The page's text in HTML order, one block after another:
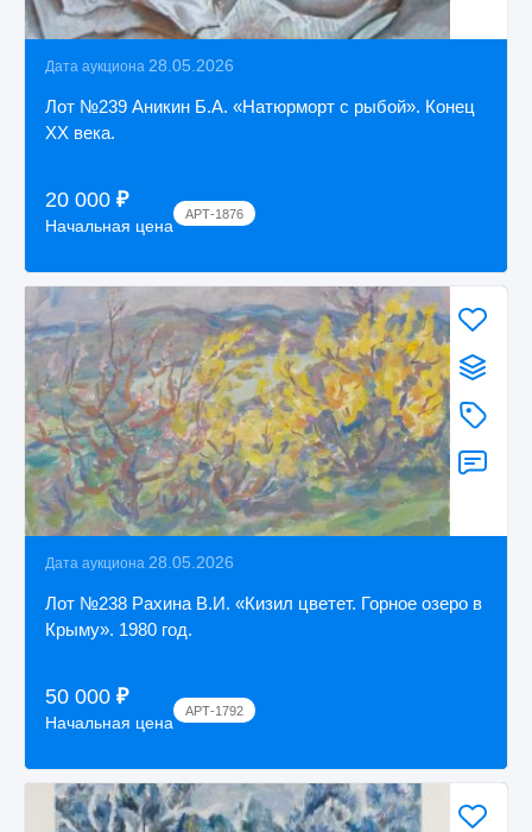
Дата аукциона 28.05.2026
Лот №239 Аникин Б.А. «Натюрморт с рыбой». Конец
XX века.
20 000 ₽
Начальная цена
АРТ-1876
Дата аукциона 28.05.2026
Лот №238 Рахина В.И. «Кизил цветет. Горное озеро в
Крыму». 1980 год.
50 000 ₽
Начальная цена
АРТ-1792